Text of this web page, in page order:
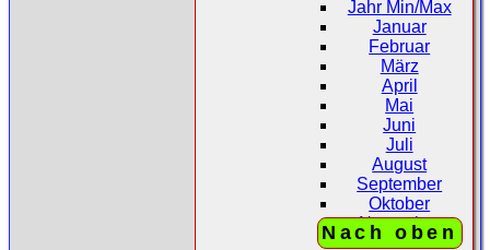
Jahr Min/Max
Januar
Februar
März
April
Mai
Juni
Juli
August
September
Oktober
November
Dezember
Nach oben